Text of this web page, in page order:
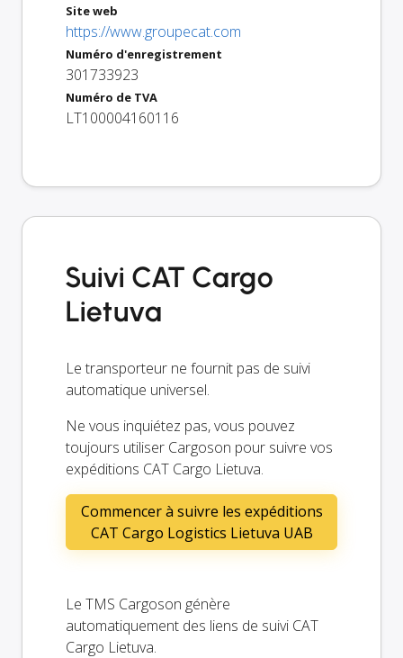
Site web
https://www.groupecat.com
Numéro d'enregistrement
301733923
Numéro de TVA
LT100004160116
Suivi CAT Cargo
Lietuva
Le transporteur ne fournit pas de suivi
automatique universel.
Ne vous inquiétez pas, vous pouvez
toujours utiliser Cargoson pour suivre vos
expéditions CAT Cargo Lietuva.
Commencer à suivre les expéditions
CAT Cargo Logistics Lietuva UAB
Le TMS Cargoson génère
automatiquement des liens de suivi CAT
Cargo Lietuva.